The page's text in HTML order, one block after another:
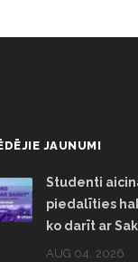
JAUNUMI
Studenti
piedalīties
ko darīt ar
AUG 04, 2026